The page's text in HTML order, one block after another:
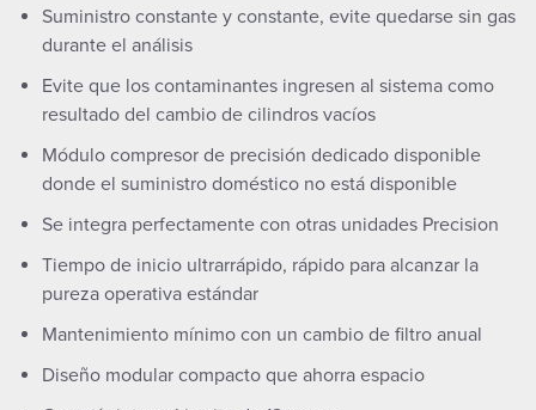
Suministro constante y constante, evite quedarse sin gas
durante el análisis
Evite que los contaminantes ingresen al sistema como
resultado del cambio de cilindros vacíos
Módulo compresor de precisión dedicado disponible
donde el suministro doméstico no está disponible
Se integra perfectamente con otras unidades Precision
Tiempo de inicio ultrarrápido, rápido para alcanzar la
pureza operativa estándar
Mantenimiento mínimo con un cambio de filtro anual
Diseño modular compacto que ahorra espacio